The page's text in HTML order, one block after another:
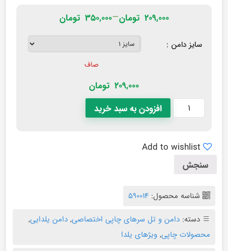
۲۰۹,۰۰۰ تومان–۳۵۰,۰۰۰ تومان
سایز دامن :
صاف
209,000 تومان
افزودن به سبد خرید
Add to wishlist
سنجش
شناسه محصول: 590014
دسته: دامن و تل سرهای چاپی اختصاصی, دامن یلدایی,
محصولات چاپی, ویژهای یلدا